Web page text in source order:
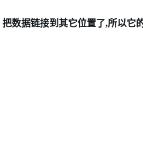
数据链接到其它位置了,所以它